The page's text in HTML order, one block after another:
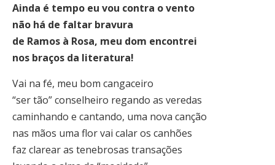
Ainda é tempo eu vou contra o vento
não há de faltar bravura
de Ramos à Rosa, meu dom encontrei
nos braços da literatura!
Vai na fé, meu bom cangaceiro
“ser tão” conselheiro regando as veredas
caminhando e cantando, uma nova canção
nas mãos uma flor vai calar os canhões
faz clarear as tenebrosas transações